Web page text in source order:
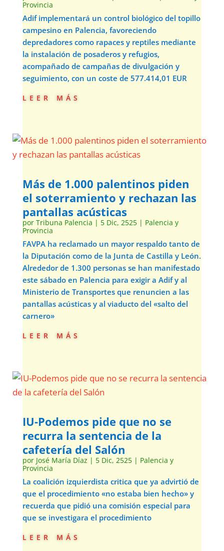
Provincia
Adif implementará un control biológico del topillo
campesino en Palencia, favoreciendo
depredadores como rapaces y reptiles mediante
la instalación de posaderos y refugios,
acompañado de campañas de divulgación y
seguimiento, con un coste de 577.414,01 EUR
leer más
Más de 1.000 palentinos piden
el soterramiento y rechazan las
pantallas acústicas
por Tribuna Palencia | 5 Dic, 2525| Palencia y
Provincia
FAVPA ha reclamado un mayor respaldo tanto de
la Diputación como de la Junta de Castilla y León.
Alrededor de 1.300 personas se han manifestado
este sábado en Palencia para exigir a Adif y al
Ministerio de Transportes que renuncien a las
pantallas acústicas y al viaducto del «salto del
carnero»
leer más
IU-Podemos pide que no se
recurra la sentencia de la
cafetería del Salón
por José María Díaz | 5 Dic, 2525| Palencia y
Provincia
La coalición izquierdista critica que ya advirtió de
que el procedimiento «no estaba bien hecho» y
recuerda que pidió una comisión especial para
que se investigara el procedimiento
leer más